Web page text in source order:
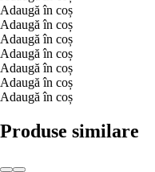
Adaugă în coș
Adaugă în coș
Adaugă în coș
Adaugă în coș
Adaugă în coș
Adaugă în coș
Adaugă în coș
Produse similare